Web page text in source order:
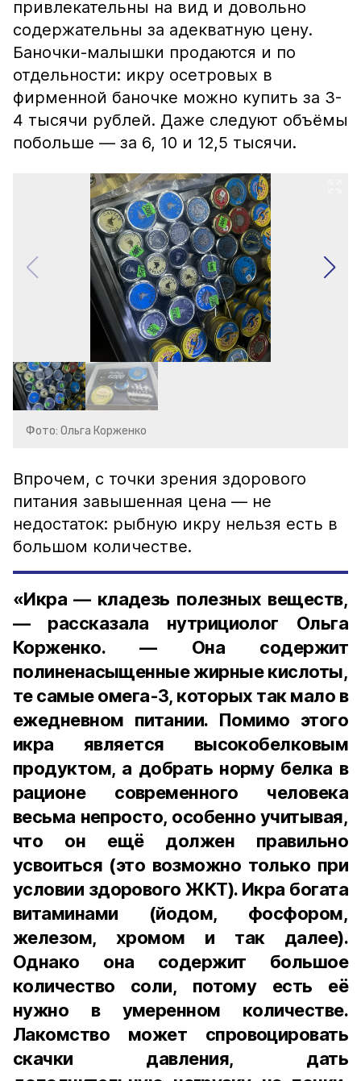
привлекательны на вид и довольно
содержательны за адекватную цену.
Баночки-малышки продаются и по
отдельности: икру осетровых в
фирменной баночке можно купить за 3-
4 тысячи рублей. Даже следуют объёмы
побольше — за 6, 10 и 12,5 тысячи.
Фото: Ольга Корженко
Впрочем, с точки зрения здорового
питания завышенная цена — не
недостаток: рыбную икру нельзя есть в
большом количестве.
«Икра — кладезь полезных веществ,
— рассказала нутрициолог Ольга
Корженко. — Она содержит
полиненасыщенные жирные кислоты,
те самые омега-3, которых так мало в
ежедневном питании. Помимо этого
икра является высокобелковым
продуктом, а добрать норму белка в
рационе современного человека
весьма непросто, особенно учитывая,
что он ещё должен правильно
усвоиться (это возможно только при
условии здорового ЖКТ). Икра богата
витаминами (йодом, фосфором,
железом, хромом и так далее).
Однако она содержит большое
количество соли, потому есть её
нужно в умеренном количестве.
Лакомство может спровоцировать
скачки давления, дать